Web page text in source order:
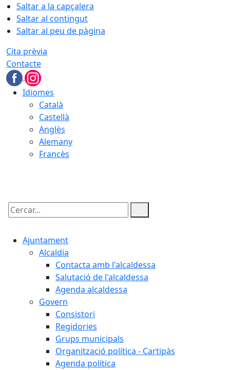
Saltar a la capçalera
Saltar al contingut
Saltar al peu de pàgina
Cita prèvia
Contacte
Idiomes
Català
Castellà
Anglès
Alemany
Francès
Cercar:
Ajuntament
Alcaldia
Contacta amb l'alcaldessa
Salutació de l'alcaldessa
Agenda alcaldessa
Govern
Consistori
Regidories
Grups municipals
Organització política - Cartipàs
Agenda política